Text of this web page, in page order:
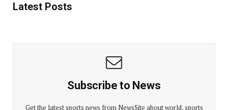
Latest Posts
Subscribe to News
Get the latest sports news from NewsSite about world, sports